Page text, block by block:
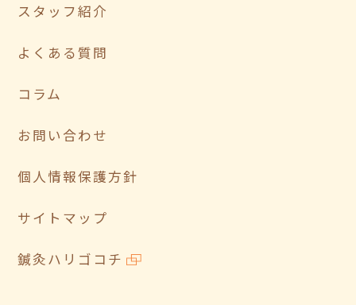
スタッフ紹介
よくある質問
コラム
お問い合わせ
個人情報保護方針
サイトマップ
鍼灸ハリゴコチ